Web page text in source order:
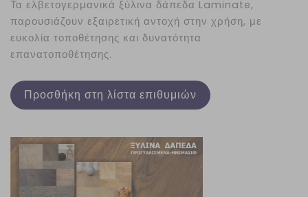
Τα ελβετογερμανικά ξύλινα δάπεδα Laminate,
παρουσιάζουν εξαιρετική αντοχή στην χρήση, με
ευκολία τοποθέτησης και δυνατότητα
επανατοποθέτησης.
Προσθήκη στη λίστα επιθυμιών